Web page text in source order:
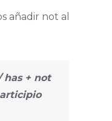
añadir not al
has+ not